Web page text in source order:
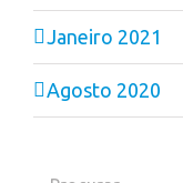
Janeiro 2021
Agosto 2020